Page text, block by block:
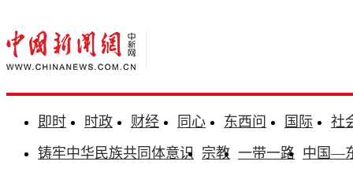
即时 时政 财经 同心 东西问 国际
社
铸牢中华民族共同体意识 宗教 一带一路 中国—